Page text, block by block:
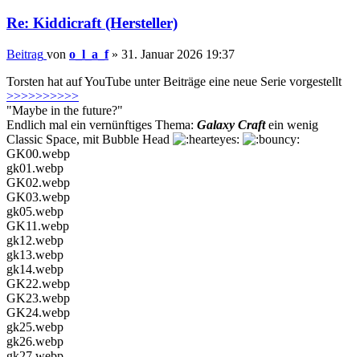
Re: Kiddicraft (Hersteller)
Beitrag von o_l_a_f» 31. Januar 2026 19:37
Torsten hat auf YouTube unter Beiträge eine neue Serie vorgestellt
>>>>>>>>>>
"Maybe in the future?"
Endlich mal ein vernünftiges Thema: Galaxy Craftein wenig
Classic Space, mit Bubble Head
GK00.webp
gk01.webp
GK02.webp
GK03.webp
gk05.webp
GK11.webp
gk12.webp
gk13.webp
gk14.webp
GK22.webp
GK23.webp
GK24.webp
gk25.webp
gk26.webp